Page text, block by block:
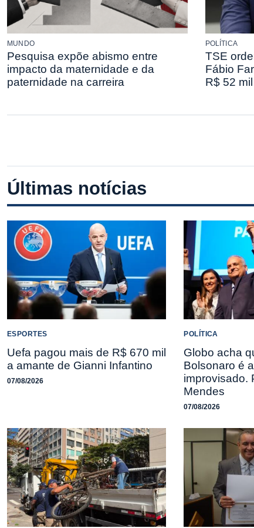
MUNDO
Pesquisa expõe abismo entre
impacto da maternidade e da
paternidade na carreira
POLÍTICA
TSE
Fábio
R$ 52 mil
Últimas notícias
ESPORTES
Uefa pagou mais de R$ 670 mil
a amante de Gianni Infantino
07/08/2026
POLÍTICA
Globo acha
Bolsonaro é
improvisado.
Mendes
07/08/2026